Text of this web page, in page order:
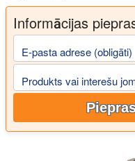
Informācijas
E-pasta adrese (obligāti)
Produkts vai interešu